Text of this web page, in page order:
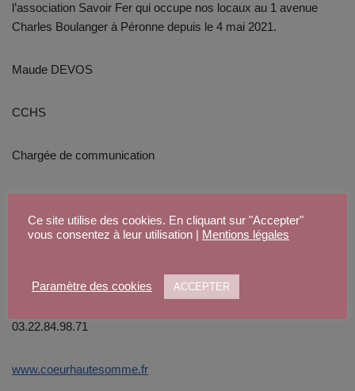
l’association Savoir Fer qui occupe nos locaux au 1 avenue
Charles Boulanger à Péronne depuis le 4 mai 2021.
Maude DEVOS
CCHS
Chargée de communication
23 avenue de l’Europe
BP 80 051
80201 PERONNE Cedex
03.22.84.98.71
www.coeurhautesomme.fr
Ce site utilise des cookies. En cliquant sur "Accepter"
vous consentez à leur utilisation | Mentions légales
Paramètre des cookies ACCEPTER